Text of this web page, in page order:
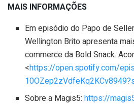
MAIS INFORMAÇÕES
Em episódio do Papo de
Wellington Brito apresenta
commerce da Bold Snack.
<https://open.spotify.com/
Sobre a Magis5:https://